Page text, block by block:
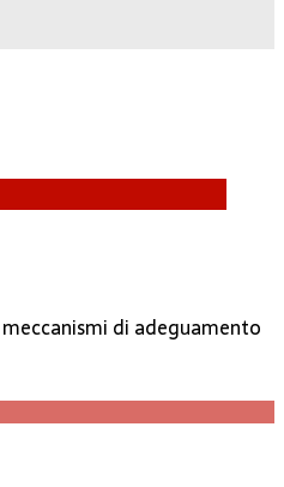
di adeguamento